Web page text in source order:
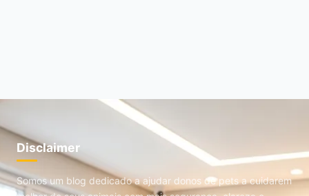
Disclaimer
Somos um blog dedicado a ajudar donos de pets a cuidarem